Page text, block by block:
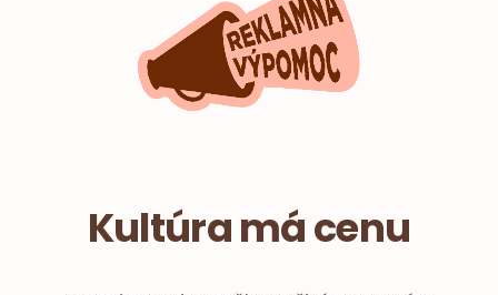
Kultúra má cenu